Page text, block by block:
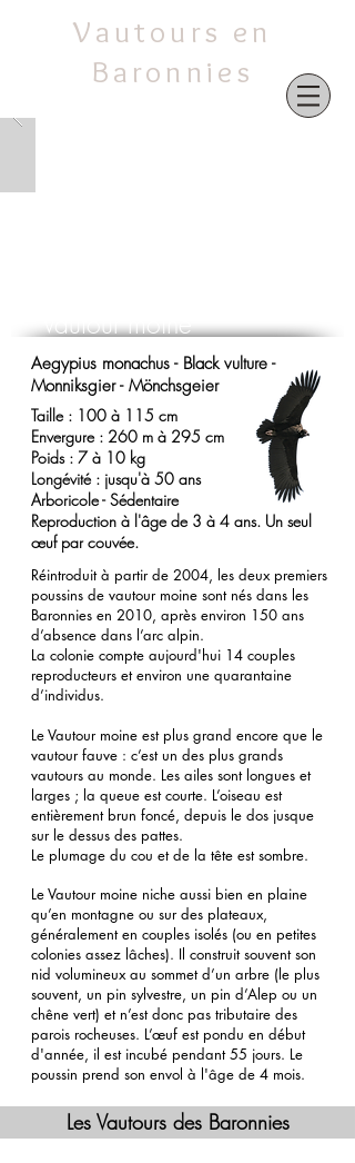
Vautours en
Baronnies
Vautour moine
Aegypius monachus - Black vulture -
Monniksgier - Mönchsgeier
Taille : 100 à 115 cm
Envergure : 260 m à 295 cm
Poids : 7 à 10 kg
Longévité : jusqu'à 50 ans
Arboricole - Sédentaire
Reproduction à l'âge de 3 à 4 ans. Un seul
œufpar couvée.
Réintroduit à partir de 2004, les deux premiers
poussins de vautour moine sont nés dans les
Baronnies en 2010, après environ 150 ans
d’absence dans l’arc alpin.
La colonie compte aujourd'hui 14 couples
reproducteurs et environ une quarantaine
d’individus.
Le Vautour moine est plus grand encore que le
vautour fauve : c’est un des plus grands
vautours au monde. Les ailes sont longues et
larges ; la queue est courte. L’oiseau est
entièrement brun foncé, depuis le dos jusque
sur le dessus des pattes.
Le plumage du cou et de la tête est sombre.
Le Vautour moine niche aussi bien en plaine
qu’en montagne ou sur des plateaux,
généralement en couples isolés (ou en petites
colonies assez lâches). Il construit souvent son
nid volumineux au sommet d’un arbre (le plus
souvent, un pin sylvestre, un pin d’Alep ou un
chêne vert) et n’est donc pas tributaire des
parois rocheuses. L’œuf est pondu en début
d'année, il est incubé pendant 55 jours. Le
poussin prend son envol à l'âge de 4 mois.
Les Vautours des Baronnies